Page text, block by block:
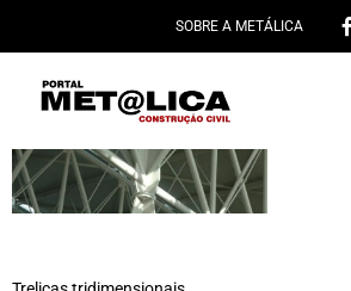
conteúdo
SOBRE A METÁLICA